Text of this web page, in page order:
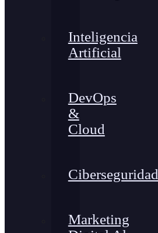
Inteligencia
Artificial
DevOps
&
Cloud
Ciberseguridad
Marketing